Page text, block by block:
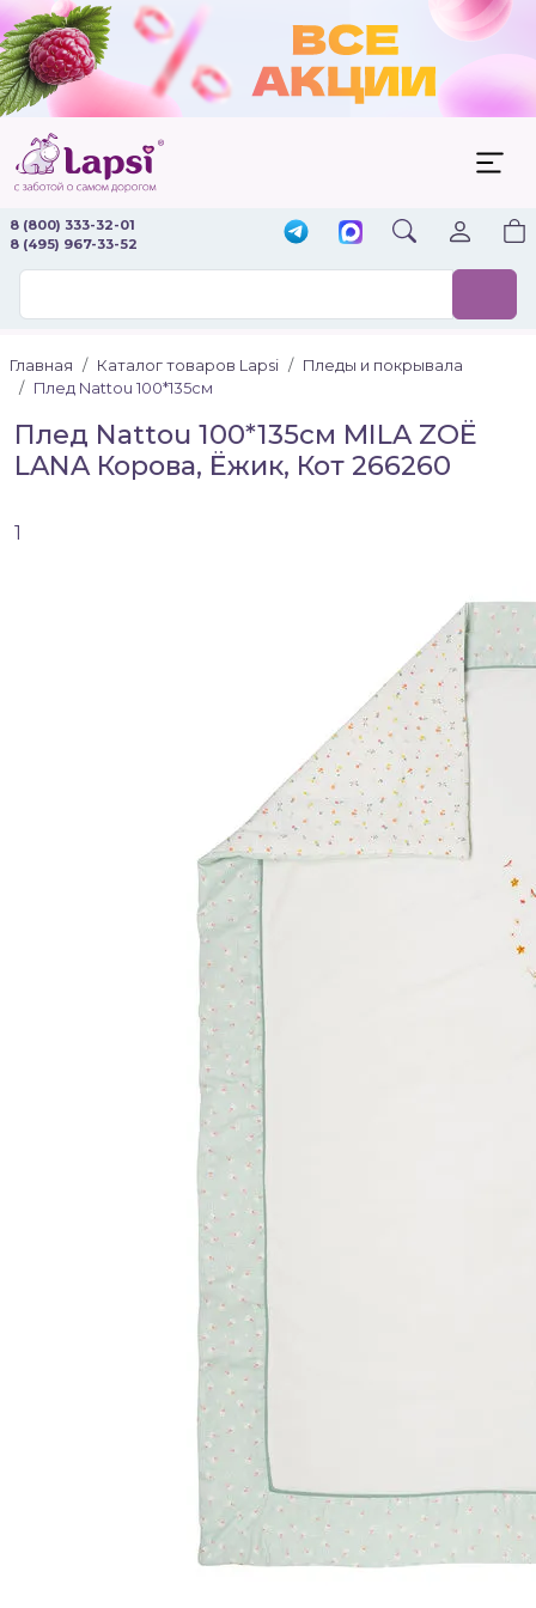
8 (800) 333-32-01
8 (495) 967-33-52
Главная Каталог товаров Lapsi
Пледы и покрывала
Плед Nattou 100*135см
Плед Nattou 100*135см MILA ZOË
LANA Корова, Ёжик, Кот 266260
1